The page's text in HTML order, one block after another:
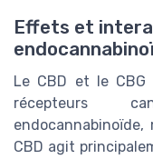
Effets et
Le CBD et le
récepteurs
CBD agit